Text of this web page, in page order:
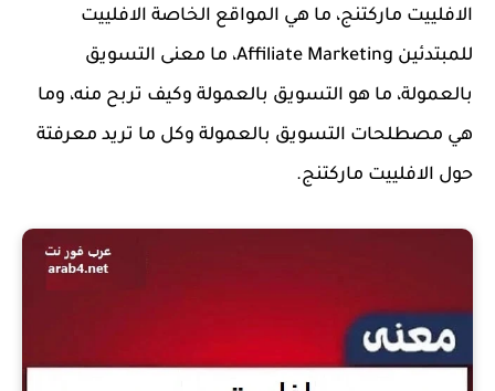
الافلييت ماركتنج، ما هي المواقع الخاصة الافلييت
للمبتدئين Affiliate Marketing، ما معنى التسويق
بالعمولة، ما هو التسويق بالعمولة وكيف تربح منه، وما
هي مصطلحات التسويق بالعمولة وكل ما تريد معرفتة
حول الافلييت ماركتنج.